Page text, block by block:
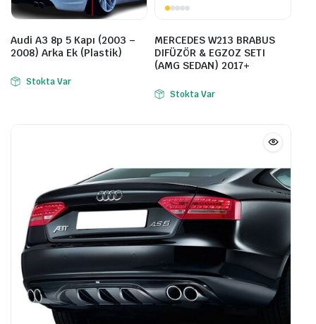
Audi A3 8p 5 Kapı (2003 –
2008) Arka Ek (Plastik)
Stokta Var
MERCEDES W213 BRABUS
DIFÜZÖR & EGZOZ SETI
(AMG SEDAN) 2017+
Stokta Var